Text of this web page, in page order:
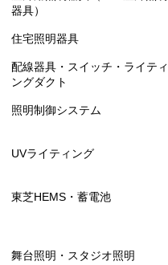
器具）
住宅照明器具
配線器具・スイッチ・ライティ
ングダクト
照明制御システム
UVライティング
東芝HEMS・蓄電池
舞台照明・スタジオ照明